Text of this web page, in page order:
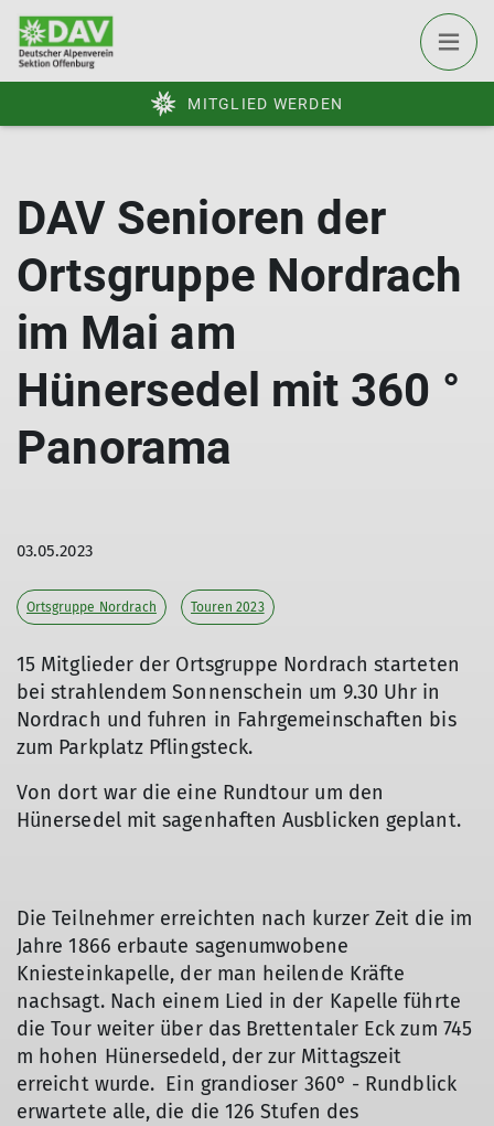
MITGLIED WERDEN
DAV Senioren der
Ortsgruppe Nordrach
im Mai am
Hünersedel mit 360 °
Panorama
03.05.2023
Ortsgruppe Nordrach Touren 2023
15 Mitglieder der Ortsgruppe Nordrach starteten
bei strahlendem Sonnenschein um 9.30 Uhr in
Nordrach und fuhren in Fahrgemeinschaften bis
zum Parkplatz Pflingsteck.
Von dort war die eine Rundtour um den
Hünersedel mit sagenhaften Ausblicken geplant.
Die Teilnehmer erreichten nach kurzer Zeit die im
Jahre 1866 erbaute sagenumwobene
Kniesteinkapelle, der man heilende Kräfte
nachsagt. Nach einem Lied in der Kapelle führte
die Tour weiter über das Brettentaler Eck zum 745
m hohen Hünersedeld, der zur Mittagszeit
erreicht wurde. Ein grandioser 360° - Rundblick
erwartete alle, die die 126 Stufen des